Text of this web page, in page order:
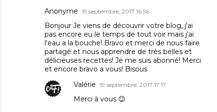
Anonyme 19 septembre, 2017 16:56
Bonjour Je viens de découvrir votre blog, j'ai
pas encore eu le temps de tout voir mais j'ai
l'eau a la bouche! Bravo et merci de nous faire
partagé et nous apprendre de très belles et
délicieuses recettes! Je me suis abonné! Merci
et encore bravo a vous! Bisous
Valérie 19 septembre, 2017 17:17
Merci à vous 😉